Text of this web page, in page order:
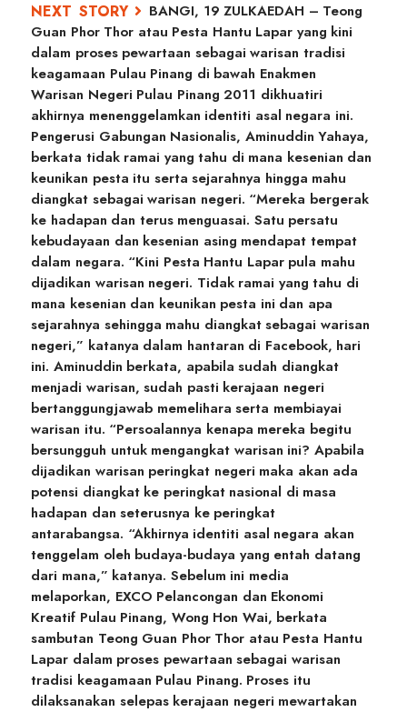
BANGI, 19 ZULKAEDAH – Teong
Guan Phor Thor atau Pesta Hantu Lapar yang kini
dalam proses pewartaan sebagai warisan tradisi
keagamaan Pulau Pinang di bawah Enakmen
Warisan Negeri Pulau Pinang 2011 dikhuatiri
akhirnya menenggelamkan identiti asal negara ini.
Pengerusi Gabungan Nasionalis, Aminuddin Yahaya,
berkata tidak ramai yang tahu di mana kesenian dan
keunikan pesta itu serta sejarahnya hingga mahu
diangkat sebagai warisan negeri. “Mereka bergerak
ke hadapan dan terus menguasai. Satu persatu
kebudayaan dan kesenian asing mendapat tempat
dalam negara. “Kini Pesta Hantu Lapar pula mahu
dijadikan warisan negeri. Tidak ramai yang tahu di
mana kesenian dan keunikan pesta ini dan apa
sejarahnya sehingga mahu diangkat sebagai warisan
negeri,” katanya dalam hantaran di Facebook, hari
ini. Aminuddin berkata, apabila sudah diangkat
menjadi warisan, sudah pasti kerajaan negeri
bertanggungjawab memelihara serta membiayai
warisan itu. “Persoalannya kenapa mereka begitu
bersungguh untuk mengangkat warisan ini? Apabila
dijadikan warisan peringkat negeri maka akan ada
potensi diangkat ke peringkat nasional di masa
hadapan dan seterusnya ke peringkat
antarabangsa. “Akhirnya identiti asal negara akan
tenggelam oleh budaya-budaya yang entah datang
dari mana,” katanya. Sebelum ini media
melaporkan, EXCO Pelancongan dan Ekonomi
Kreatif Pulau Pinang, Wong Hon Wai, berkata
sambutan Teong Guan Phor Thor atau Pesta Hantu
Lapar dalam proses pewartaan sebagai warisan
tradisi keagamaan Pulau Pinang. Proses itu
dilaksanakan selepas kerajaan negeri mewartakan